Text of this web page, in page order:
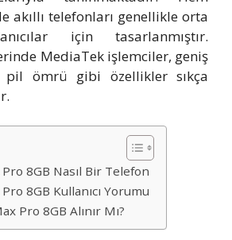
akıllı telefonları genellikle orta
için tasarlanmıştır.
MediaTek işlemciler, geniş
pil ömrü gibi özellikler sıkça
8GB Nasıl Bir Telefon
8GB Kullanıcı Yorumu
Pro 8GB Alınır Mı?